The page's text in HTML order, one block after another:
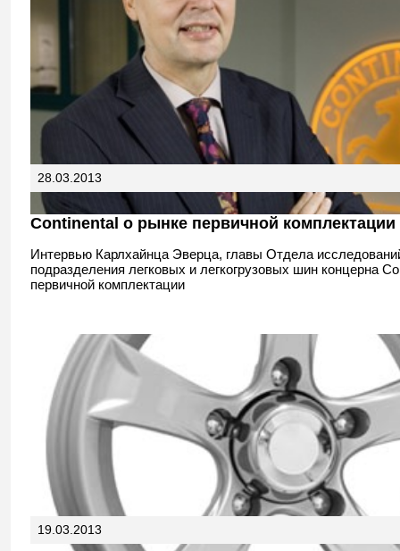
28.03.2013
Continental о рынке первичной комплектации
Интервью Карлхайнца Эверца, главы Отдела
подразделения легковых и легкогрузовых шин концерна
первичной комплектации
19.03.2013